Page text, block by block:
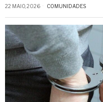
22 MAIO, 2026 COMUNIDADES